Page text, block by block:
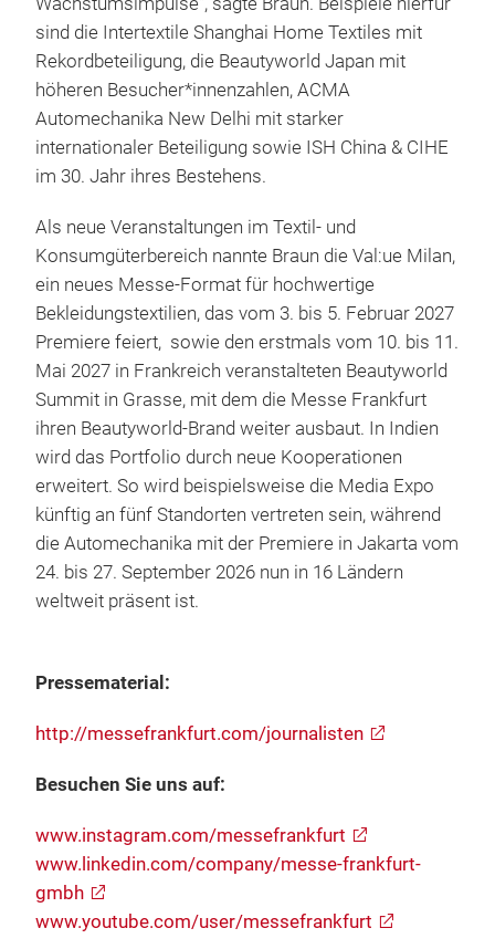
sind die Intertextile Shanghai Home Textiles mit
Rekordbeteiligung, die Beautyworld Japan mit
höheren Besucher*innenzahlen, ACMA
Automechanika New Delhi mit starker
internationaler Beteiligung sowie ISH China & CIHE
im 30. Jahr ihres Bestehens.
Als neue Veranstaltungen im Textil- und
Konsumgüterbereich nannte Braun die Val:ue Milan,
ein neues Messe-Format für hochwertige
Bekleidungstextilien, das vom 3. bis 5. Februar 2027
Premiere feiert, sowie den erstmals vom 10. bis 11.
Mai 2027 in Frankreich veranstalteten Beautyworld
Summit in Grasse, mit dem die Messe Frankfurt
ihren Beautyworld-Brand weiter ausbaut. In Indien
wird das Portfolio durch neue Kooperationen
erweitert. So wird beispielsweise die Media Expo
künftig an fünf Standorten vertreten sein, während
die Automechanika mit der Premiere in Jakarta vom
24. bis 27. September 2026 nun in 16 Ländern
weltweit präsent ist.
Pressematerial:
http://messefrankfurt.com/journalisten
Besuchen Sie uns auf:
www.instagram.com/messefrankfurt
www.linkedin.com/company/messe-frankfurt-
gmbh
www.youtube.com/user/messefrankfurt